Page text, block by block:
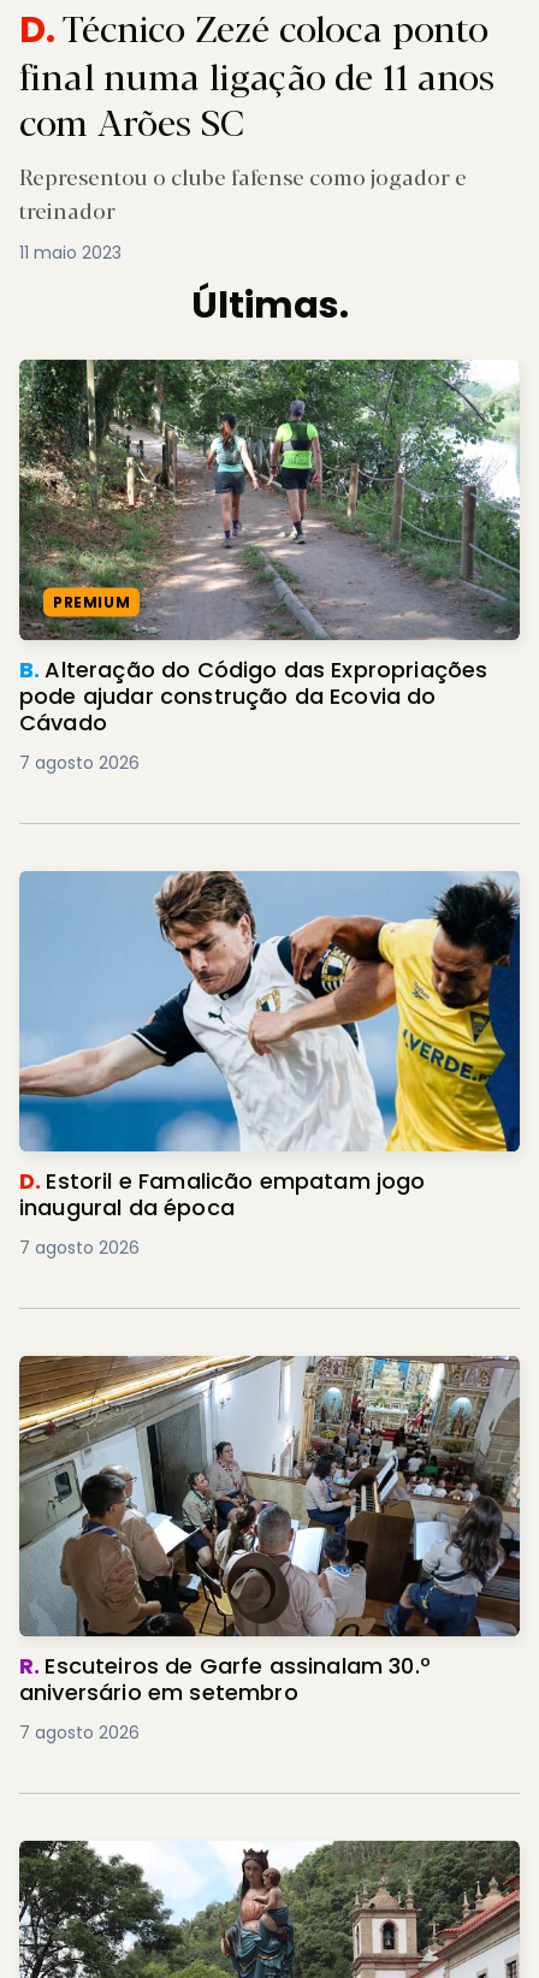
D.Técnico Zezé coloca ponto
final numa ligação de 11 anos
com Arões SC
Representou o clube fafense como jogador e
treinador
11 maio 2023
Últimas.
PREMIUM
B.Alteração do Código das Expropriações
pode ajudar construção da Ecovia do
Cávado
7 agosto 2026
D. Estoril e Famalicão empatam jogo
inaugural da época
7 agosto 2026
R. Escuteiros de Garfe assinalam 30.º
aniversário em setembro
7 agosto 2026